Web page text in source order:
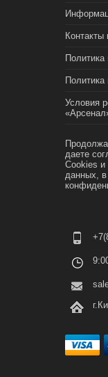
Контакты
Политика
Условия
даете
Cookies и
данных, в